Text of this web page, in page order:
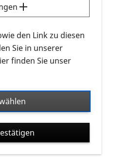
umdas iPhone als
und Tipps
Bedienung mit VoiceOver
Apps usw..
mit VoiceOver
den Link zu diesen
Sie in unserer
finden Sie unser